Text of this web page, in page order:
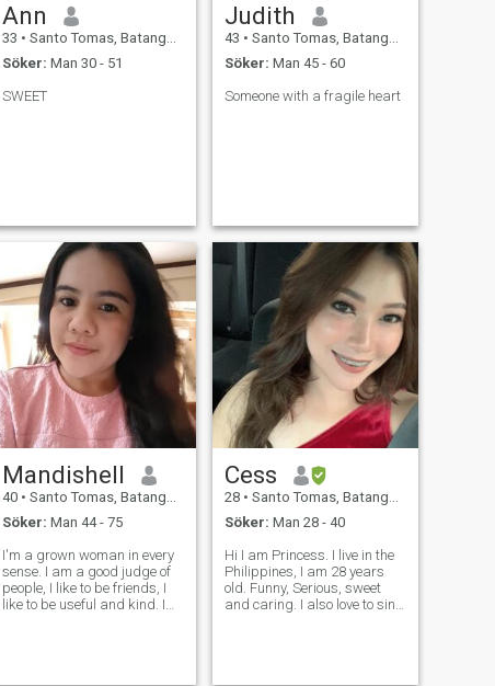
Ann
33 • Santo Tomas, Batangas, Filippinerna
Söker: Man 30 - 51
SWEET
Judith
43 • Santo Tomas, Batangas, Filippinerna
Söker: Man 45 - 60
Someone with a fragile heart
Mandishell
40 • Santo Tomas, Batangas, Filippinerna
Söker: Man 44 - 75
I'm a grown woman in every
sense. I am a good judge of
people, I like to be friends, I
like to be useful and kind. I
Cess
28 • Santo Tomas, Batangas, Filippinerna
Söker: Man 28 - 40
Hi I am Princess. I live in the
Philippines, I am 28 years
old. Funny, Serious, sweet
and caring. I also love to sing